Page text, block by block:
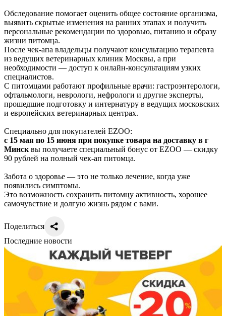
Обследование помогает оценить общее состояние организма,
выявить скрытые изменения на ранних этапах и получить
персональные рекомендации по здоровью, питанию и образу
жизни питомца.
После чек-апа владельцы получают консультацию терапевта
из ведущих ветеринарных клиник Москвы, а при
необходимости — доступ к онлайн-консультациям узких
специалистов.
С питомцами работают профильные врачи: гастроэнтерологи,
офтальмологи, неврологи, нефрологи и другие эксперты,
прошедшие подготовку и интернатуру в ведущих московских
и европейских ветеринарных центрах.
Специально для покупателей EZOO:
с 15 мая по 15 июня при покупке товара на доставку в г
Минск вы получаете специальный бонус от EZOO — скидку
90 рублей на полный чек-ап питомца.
Забота о здоровье — это не только лечение, когда уже
появились симптомы.
Это возможность сохранить питомцу активность, хорошее
самочувствие и долгую жизнь рядом с вами.
Поделиться
Последние новости